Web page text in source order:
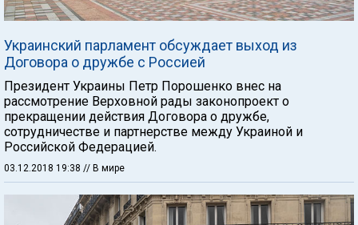
Украинский парламент обсуждает выход из
Договора о дружбе с Россией
Президент Украины Петр Порошенко внес на
рассмотрение Верховной рады законопроект о
прекращении действия Договора о дружбе,
сотрудничестве и партнерстве между Украиной и
Российской Федерацией.
03.12.2018 19:38 // В мире